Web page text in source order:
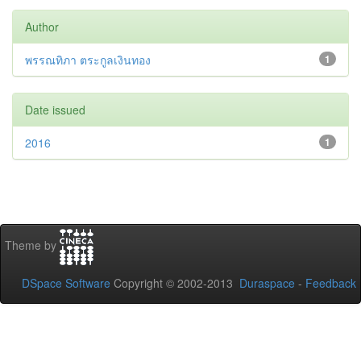
Author
1
พรรณทิภา ตระกูลเงินทอง
Date issued
1
2016
Theme by
DSpace Software Copyright © 2002-2013 Duraspace - Feedback